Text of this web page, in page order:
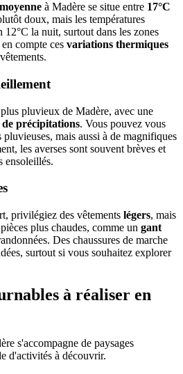
à Madère se situe entre 17°C
doux, mais les températures
12°C la nuit, surtout dans les zones
compte ces variations thermiques
pluvieux de Madère, avec une
de précipitations. Vous pouvez vous
mais aussi à de magnifiques
les averses sont souvent brèves et
ensoleillés.
privilégiez des vêtements légers, mais
plus chaudes, comme un gant
Des chaussures de marche
surtout si vous souhaitez explorer
à réaliser en
s'accompagne de paysages
d'activités à découvrir.